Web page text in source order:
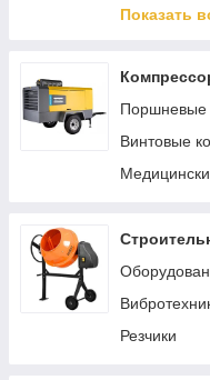
Сварочные
Реостаты
Материалы
Показать
Поршневые
Винтовые
Резчики